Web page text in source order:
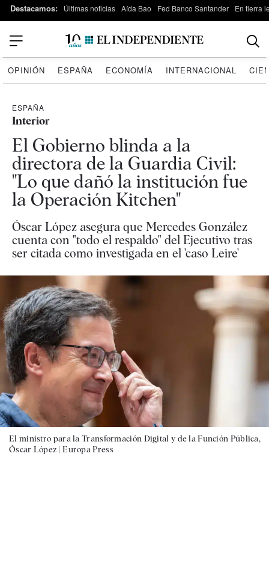
Destacamos: Últimas noticias Aída Bao Fed Banco Santander En tierra
OPINIÓN ESPAÑA ECONOMÍA INTERNACIONAL
ESPAÑA
Interior
El Gobierno blinda a la
directora de la Guardia Civil:
"Lo que dañó la institución fue
la Operación Kitchen"
Óscar López asegura que Mercedes González
cuenta con "todo el respaldo" del Ejecutivo tras
ser citada como investigada en el 'caso Leire'
El ministro para la Transformación Digital y de la Función Pública,
Óscar López |Europa Press